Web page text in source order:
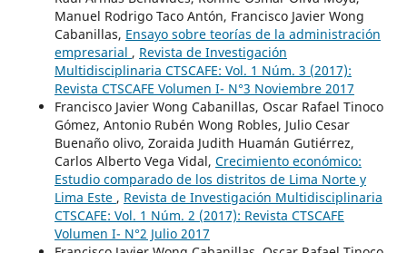
Manuel Rodrigo Taco Antón, Francisco Javier Wong
Cabanillas, Ensayo sobre teorías de la administración
empresarial , Revista de Investigación
Multidisciplinaria CTSCAFE: Vol. 1 Núm. 3 (2017):
Revista CTSCAFE Volumen I- N°3 Noviembre 2017
Francisco Javier Wong Cabanillas, Oscar Rafael Tinoco
Gómez, Antonio Rubén Wong Robles, Julio Cesar
Buenaño olivo, Zoraida Judith Huamán Gutiérrez,
Carlos Alberto Vega Vidal, Crecimiento económico:
Estudio comparado de los distritos de Lima Norte y
Lima Este , Revista de Investigación Multidisciplinaria
CTSCAFE: Vol. 1 Núm. 2 (2017): Revista CTSCAFE
Volumen I- N°2 Julio 2017